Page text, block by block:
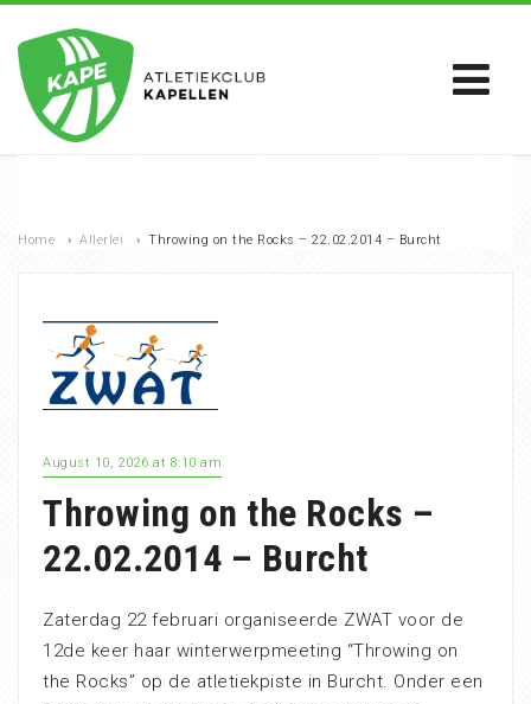
Home › Allerlei › Throwing on the Rocks – 22.02.2014 – Burcht
August 10, 2026 at 8:10 am
Throwing on the Rocks –
22.02.2014 – Burcht
Zaterdag 22 februari organiseerde ZWAT voor de
12de keer haar winterwerpmeeting “Throwing on
the Rocks” op de atletiekpiste in Burcht. Onder een